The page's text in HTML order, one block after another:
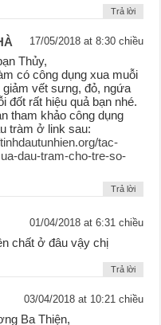
Trả lời
17/05/2018 at 8:30 chiều
Thủy,
có công dụng xua muỗi
giảm vết sưng, đỏ, ngứa
đốt rất hiệu quả bạn nhé.
tham khảo công dụng
tràm ở link sau:
tac-
dau-tram-cho-tre-so-
Trả lời
01/04/2018 at 6:31 chiều
chất ở đâu vậy chị
Trả lời
03/04/2018 at 10:21 chiều
Ba Thiện,